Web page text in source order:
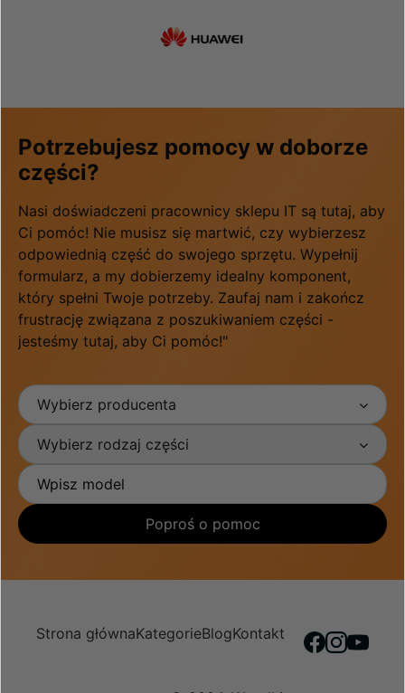
Potrzebujesz pomocy w doborze
części?
Nasi doświadczeni pracownicy sklepu IT są tutaj, aby
Ci pomóc! Nie musisz się martwić, czy wybierzesz
odpowiednią część do swojego sprzętu. Wypełnij
formularz, a my dobierzemy idealny komponent,
który spełni Twoje potrzeby. Zaufaj nam i zakończ
frustrację związana z poszukiwaniem części -
jesteśmy tutaj, aby Ci pomóc!"
Wybierz producenta
Wybierz rodzaj części
Poproś o pomoc
Strona głównaKategorieBlogKontakt